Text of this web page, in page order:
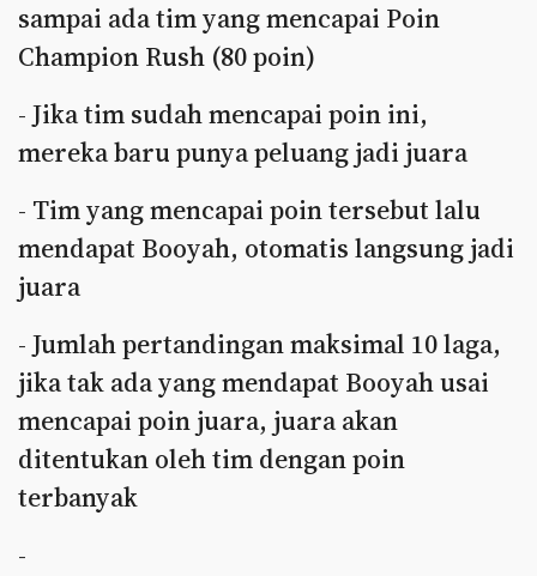
sampai ada tim yang mencapai Poin
Champion Rush (80 poin)
- Jika tim sudah mencapai poin ini,
mereka baru punya peluang jadi juara
- Tim yang mencapai poin tersebut lalu
mendapat Booyah, otomatis langsung jadi
juara
- Jumlah pertandingan maksimal 10 laga,
jika tak ada yang mendapat Booyah usai
mencapai poin juara, juara akan
ditentukan oleh tim dengan poin
terbanyak
-